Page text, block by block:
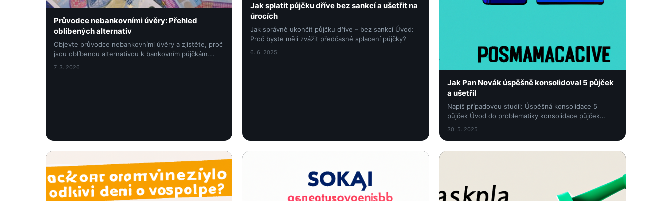
Průvodce nebankovními úvěry: Přehled
oblíbených alternativ
Objevte průvodce nebankovními úvěry a zjistěte, proč
jsou oblíbenou alternativou k bankovním půjčkám.
7. 3. 2026
Jak splatit půjčku dříve bez sankcí a ušetřit na
úrocích
Jak správně ukončit půjčku dříve – bez sankcí Úvod:
Proč byste měli zvážit předčasné splacení půjčky?
6. 6. 2025
Jak Pan Novák úspěšně konsolidoval 5 půjček
a ušetřil
Napiš případovou studii: Úspěšná konsolidace 5
půjček Úvod do problematiky konsolidace půjček
Konsolidace půjček je finanční strategie, která
30. 5. 2025